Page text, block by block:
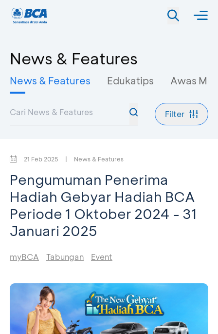
News & Features
News & Features Edukatips Awas
Filter
21 Feb 2025 | News & Features
Pengumuman Penerima
Hadiah Gebyar Hadiah BCA
Periode 1 Oktober 2024 - 31
Januari 2025
myBCA Tabungan Event